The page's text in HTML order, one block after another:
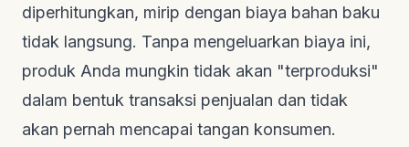
diperhitungkan, mirip dengan biaya bahan baku
tidak langsung. Tanpa mengeluarkan biaya ini,
produk Anda mungkin tidak akan "terproduksi"
dalam bentuk transaksi penjualan dan tidak
akan pernah mencapai tangan konsumen.